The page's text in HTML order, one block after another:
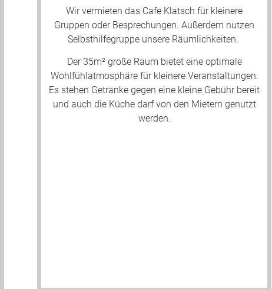
Wir vermieten das Cafe Klatsch für kleinere
Gruppen oder Besprechungen. Außerdem nutzen
Selbsthilfegruppe unsere Räumlichkeiten.
Der 35m² große Raum bietet eine optimale
Wohlfühlatmosphäre für kleinere Veranstaltungen.
Es stehen Getränke gegen eine kleine Gebühr bereit
und auch die Küche darf von den Mietern genutzt
werden.